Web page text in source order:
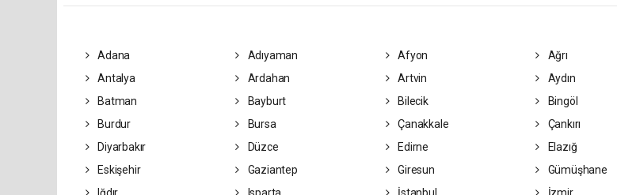
Adana Adıyaman Afyon Ağrı
Antalya
Ardahan Artvin Aydın
Batman
Bayburt Bilecik Bingöl
Burdur
Bursa Çanakkale Çankırı
Diyarbakır
Düzce Edirne Elazığ
Eskişehir
Gaziantep Giresun Gümüşhane